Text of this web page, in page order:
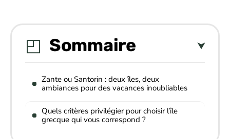
Sommaire
Zante ou Santorin : deux îles, deux
ambiances pour des vacances inoubliables
Quels critères privilégier pour choisir l’île
grecque qui vous correspond ?